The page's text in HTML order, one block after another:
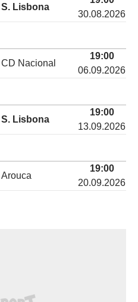
S. Lisbona
30.08.2026
CD Nacional
19:00
06.09.2026
S. Lisbona
19:00
13.09.2026
Arouca
19:00
20.09.2026